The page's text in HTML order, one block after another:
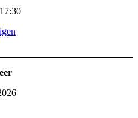
17:30